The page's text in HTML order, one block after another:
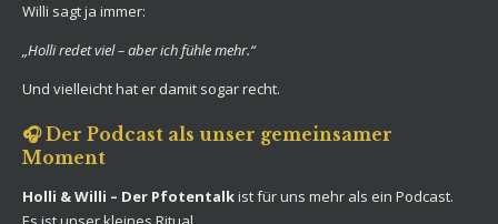
Willi sagt ja immer:
„Holli redet viel – aber ich fühle mehr.“
Und vielleicht hat er damit sogar recht.
🎧 Der Podcast als unser gemeinsamer
Moment
Holli & Willi – Der Pfotentalkist für uns mehr als ein Podcast.